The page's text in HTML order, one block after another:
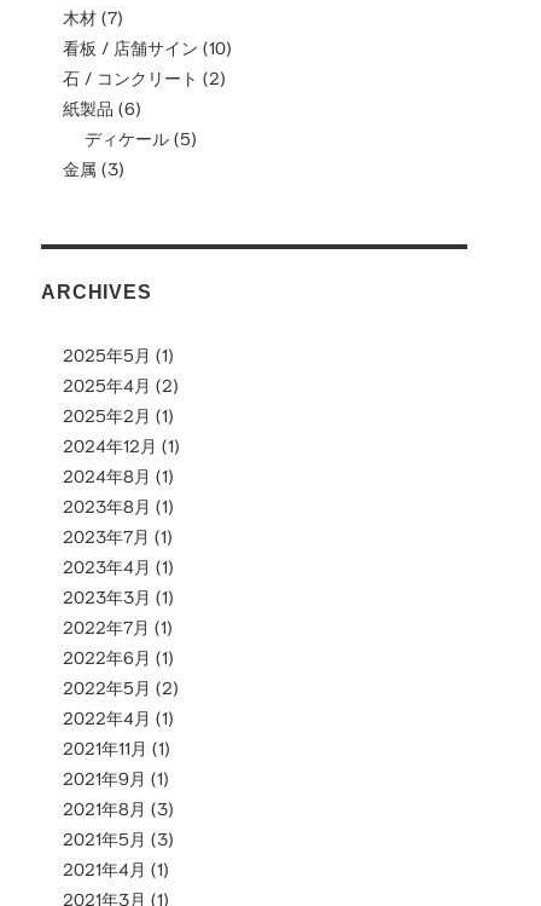
木材 (7)
看板 / 店舗サイン (10)
石 / コンクリート (2)
紙製品 (6)
ディケール (5)
金属 (3)
ARCHIVES
2025年5月 (1)
2025年4月 (2)
2025年2月 (1)
2024年12月 (1)
2024年8月 (1)
2023年8月 (1)
2023年7月 (1)
2023年4月 (1)
2023年3月 (1)
2022年7月 (1)
2022年6月 (1)
2022年5月 (2)
2022年4月 (1)
2021年11月 (1)
2021年9月 (1)
2021年8月 (3)
2021年5月 (3)
2021年4月 (1)
2021年3月 (1)